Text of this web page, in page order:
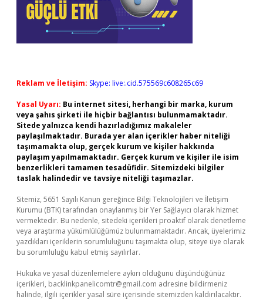
Reklam ve İletişim: Skype: live:.cid.575569c608265c69
Yasal Uyarı: Bu internet sitesi, herhangi bir marka, kurum
veya şahıs şirketi ile hiçbir bağlantısı bulunmamaktadır.
Sitede yalnızca kendi hazırladığımız makaleler
paylaşılmaktadır. Burada yer alan içerikler haber niteliği
taşımamakta olup, gerçek kurum ve kişiler hakkında
paylaşım yapılmamaktadır. Gerçek kurum ve kişiler ile isim
benzerlikleri tamamen tesadüfidir. Sitemizdeki bilgiler
taslak halindedir ve tavsiye niteliği taşımazlar.
Sitemiz, 5651 Sayılı Kanun gereğince Bilgi Teknolojileri ve İletişim
Kurumu (BTK) tarafından onaylanmış bir Yer Sağlayıcı olarak hizmet
vermektedir. Bu nedenle, sitedeki içerikleri proaktif olarak denetleme
veya araştırma yükümlülüğümüz bulunmamaktadır. Ancak, üyelerimiz
yazdıkları içeriklerin sorumluluğunu taşımakta olup, siteye üye olarak
bu sorumluluğu kabul etmiş sayılırlar.
Hukuka ve yasal düzenlemelere aykırı olduğunu düşündüğünüz
içerikleri, backlinkpanelicomtr@gmail.com adresine bildirmeniz
halinde, ilgili içerikler yasal süre içerisinde sitemizden kaldırılacaktır.